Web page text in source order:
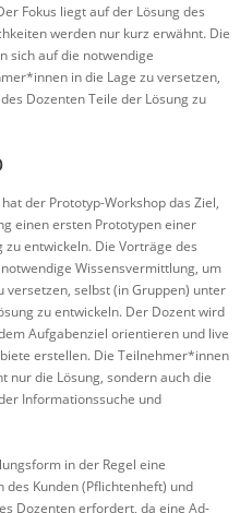
Fokus liegt auf der Lösung des
werden nur kurz erwähnt. Die
sich auf die notwendige
in die Lage zu versetzen,
Dozenten Teile der Lösung zu
der Prototyp-Workshop das Ziel,
einen ersten Prototypen einer
entwickeln. Die Vorträge des
Wissensvermittlung, um
selbst (in Gruppen) unter
zu entwickeln. Der Dozent wird
Aufgabenziel orientieren und live
erstellen. Die Teilnehmer*innen
nur die Lösung, sondern auch die
Informationssuche und
in der Regel eine
Kunden (Pflichtenheft) und
Dozenten erfordert, da eine Ad-